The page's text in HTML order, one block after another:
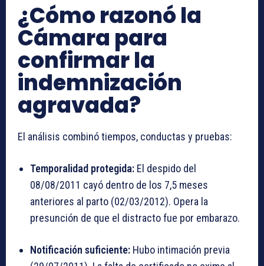
¿Cómo razonó la
Cámara para
confirmar la
indemnización
agravada?
El análisis combinó tiempos, conductas y pruebas:
Temporalidad protegida: El despido del
08/08/2011 cayó dentro de los 7,5 meses
anteriores al parto (02/03/2012). Opera la
presunción de que el distracto fue por embarazo.
Notificación suficiente: Hubo intimación previa